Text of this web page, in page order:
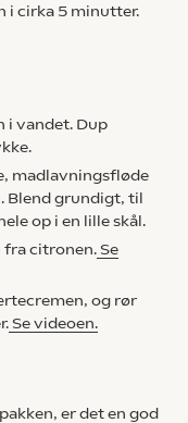
i cirka 5 minutter.
i vandet. Dup
madlavningsfløde
Blend grundigt, til
op i en lille skål.
fra citronen. Se
og rør
Se videoen.
er det en god